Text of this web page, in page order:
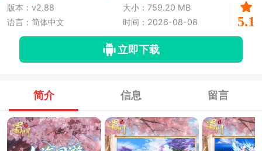
版本：v2.88
大小：759.20 MB
语言：简体中文
时间：2026-08-08 5.1
立即下载
简介 信息 留言